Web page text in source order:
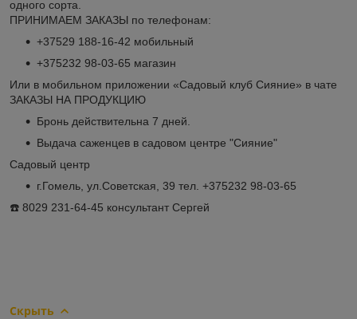
одного сорта.
ПРИНИМАЕМ ЗАКАЗЫ по телефонам:
+37529 188-16-42 мобильный
+375232 98-03-65 магазин
Или в мобильном приложении «Садовый клуб Сияние» в чате
ЗАКАЗЫ НА ПРОДУКЦИЮ
Бронь действительна 7 дней.
Выдача саженцев в садовом центре "Сияние"
Садовый центр
г.Гомель, ул.Советская, 39 тел. +375232 98-03-65
☎️ 8029 231-64-45 консультант Сергей
Скрыть